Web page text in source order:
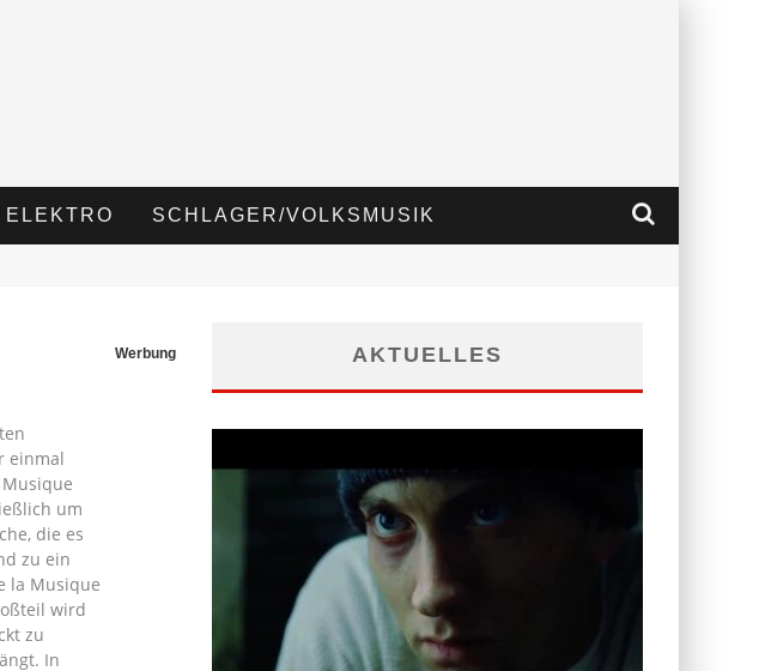
ELEKTRO SCHLAGER/VOLKSMUSIK
Werbung
einmal
um
die es
zu ein
la Musique
wird
zu
In
AKTUELLES